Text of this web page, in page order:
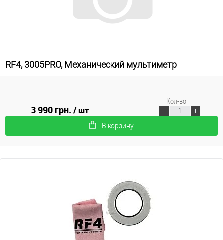
RF4, 3005PRO, Механический мультиметр
3 990 грн./ шт
В корзину
Кол-во: